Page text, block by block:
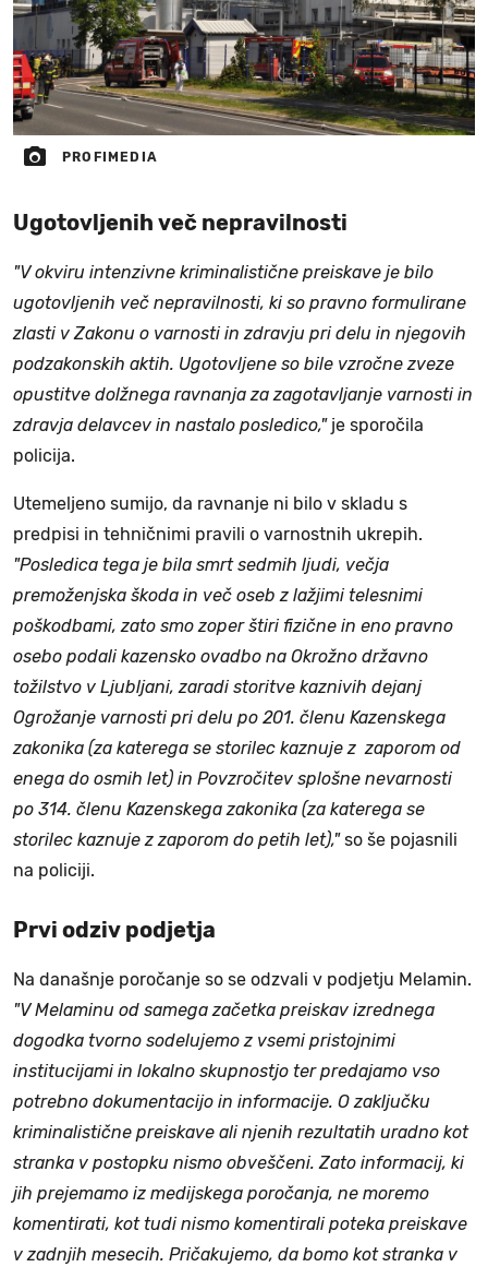
PROFIMEDIA
Ugotovljenih več nepravilnosti
"V okviru intenzivne kriminalistične preiskave je bilo
ugotovljenih več nepravilnosti, ki so pravno formulirane
zlasti v Zakonu o varnosti in zdravju pri delu in njegovih
podzakonskih aktih. Ugotovljene so bile vzročne zveze
opustitve dolžnega ravnanja za zagotavljanje varnosti in
zdravja delavcev in nastalo posledico,"je sporočila
policija.
Utemeljeno sumijo, da ravnanje ni bilo v skladu s
predpisi in tehničnimi pravili o varnostnih ukrepih.
"Posledica tega je bila smrt sedmih ljudi, večja
premoženjska škoda in več oseb z lažjimi telesnimi
poškodbami, zato smo zoper štiri fizične in eno pravno
osebo podali kazensko ovadbo na Okrožno državno
tožilstvo v Ljubljani, zaradi storitve kaznivih dejanj
Ogrožanje varnosti pri delu po 201. členu Kazenskega
zakonika (za katerega se storilec kaznuje z zaporom od
enega do osmih let) in Povzročitev splošne nevarnosti
po 314. členu Kazenskega zakonika (za katerega se
storilec kaznuje z zaporom do petih let),"so še pojasnili
na policiji.
Prvi odziv podjetja
Na današnje poročanje so se odzvali v podjetju Melamin.
"V Melaminu od samega začetka preiskav izrednega
dogodka tvorno sodelujemo z vsemi pristojnimi
institucijami in lokalno skupnostjo ter predajamo vso
potrebno dokumentacijo in informacije. O zaključku
kriminalistične preiskave ali njenih rezultatih uradno kot
stranka v postopku nismo obveščeni. Zato informacij, ki
jih prejemamo iz medijskega poročanja, ne moremo
komentirati, kot tudi nismo komentirali poteka preiskave
v zadnjih mesecih. Pričakujemo, da bomo kot stranka v